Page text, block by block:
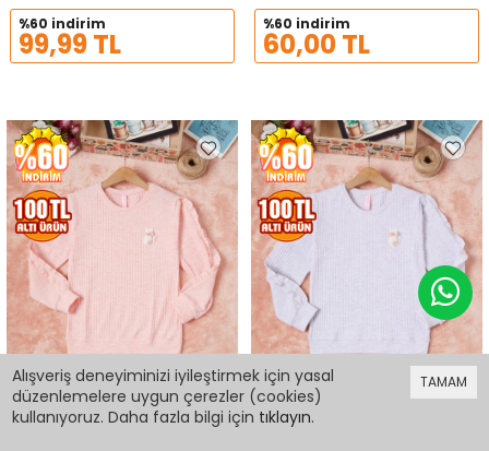
%60 indirim
99,99 TL
%60 indirim
60,00 TL
0
TAMAM
Alışveriş deneyiminizi iyileştirmek için yasal
düzenlemelere uygun çerezler (cookies)
kullanıyoruz. Daha fazla bilgi için tıklayın.